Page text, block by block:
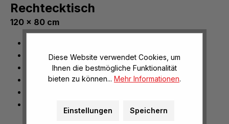
Rechtecktisch
120 x 80 cm
Maße: (H/B/T) 72 x 120 x 80 cm
Tischplatte im Dekor Buche mit ABS-Kante
Gestell aus 30 x 30 mm Profilrohr, Lichtgrau
Diese Website verwendet Cookies, um
Ihnen die bestmögliche Funktionalität
bieten zu können... Mehr Informationen.
Einstellungen Speichern